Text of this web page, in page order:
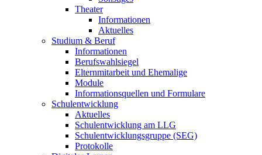
Theater
Informationen
Aktuelles
Studium & Beruf
Informationen
Berufswahlsiegel
Elternmitarbeit und Ehemalige
Module
Informationsquellen und Formulare
Schulentwicklung
Aktuelles
Schulentwicklung am LLG
Schulentwicklungsgruppe (SEG)
Protokolle